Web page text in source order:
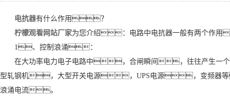
电抗器有什么作用？
柠檬观看网站厂家为您介绍：电路中电抗器一般有两个作
1、控制浪涌：
在大功率电力电子电路中，合闸瞬间，往往产生
型轧钢机，大型开关电源，UPS电源，变频器等
浪涌电流。